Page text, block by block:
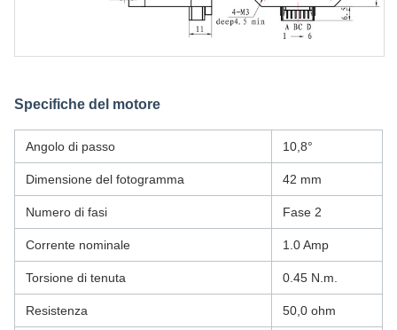
Specifiche del motore
Angolo di passo 10,8°
Dimensione del fotogramma 42 mm
Numero di fasi Fase 2
Corrente nominale 1.0 Amp
Torsione di tenuta 0.45 N.m.
Resistenza 50,0 ohm